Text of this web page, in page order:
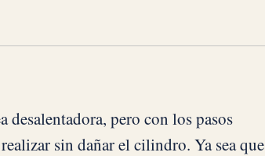
desalentadora, pero con los pasos
sin dañar el cilindro. Ya sea que